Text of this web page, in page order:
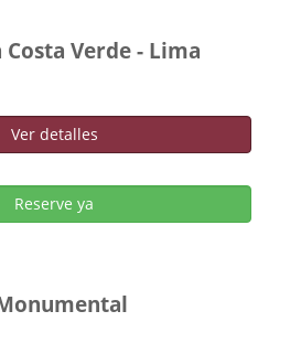
Verde - Lima
Ver detalles
Reserve ya